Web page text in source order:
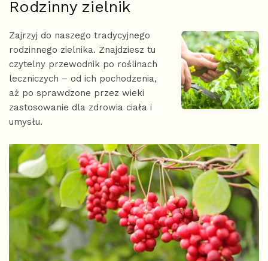
Rodzinny zielnik
Zajrzyj do naszego tradycyjnego
rodzinnego zielnika. Znajdziesz tu
czytelny przewodnik po roślinach
leczniczych – od ich pochodzenia,
aż po sprawdzone przez wieki
zastosowanie dla zdrowia ciała i
umysłu.
L
s
a
a
t